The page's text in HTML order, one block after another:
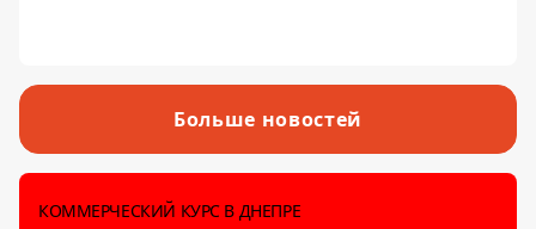
Больше новостей
КОММЕРЧЕСКИЙ КУРС В ДНЕПРЕ